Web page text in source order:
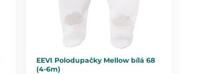
EEVI Polodupačky Mellow bílá 68
(4-6m)